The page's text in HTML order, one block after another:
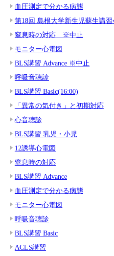
血圧測定で分かる病態
第18回 島根大学新生児蘇生講
窒息時の対応 ※中止
モニター心電図
BLS講習 Advance ※中止
呼吸音聴診
BLS講習 Basic(16:00)
「異常の気付き」と初期対応
心音聴診
BLS講習 乳児・小児
12誘導心電図
窒息時の対応
BLS講習 Advance
血圧測定で分かる病態
モニター心電図
呼吸音聴診
BLS講習 Basic
ACLS講習